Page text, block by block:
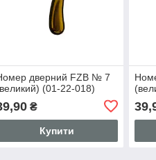
дверний FZB № 7
(01-22-018)
₴
Купити